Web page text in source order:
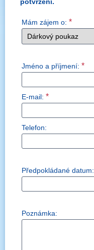
Mám zájem o: *
Jméno a příjmení: *
E-mail: *
Telefon:
Předpokládané datum:
Poznámka: